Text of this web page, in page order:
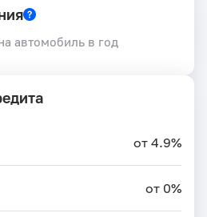
автомобиль в год
от 4.9%
от 0%